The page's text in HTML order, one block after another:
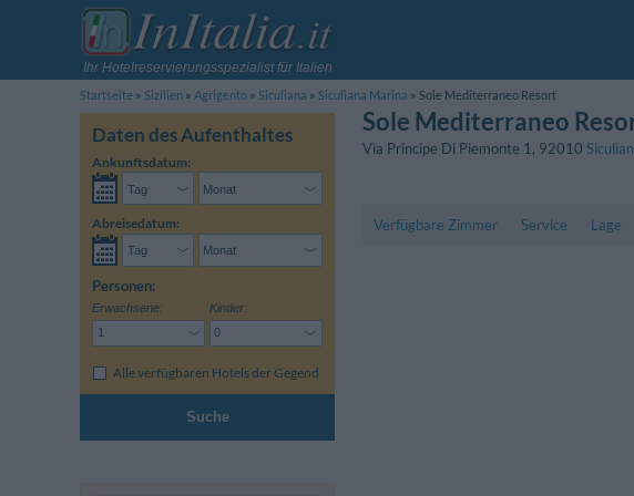
Ihr Hotelreservierungsspezialist für Italien
Startseite
Sizilien Agrigento Siculiana Siculiana Marina Sole Mediterraneo Resort
Daten des Aufenthaltes
Ankunftsdatum:
Abreisedatum:
Personen:
Erwachsene: Kinder:
Alle verfügbaren Hotels der Gegend
Suche
Sole Mediterraneo
Via Principe Di Piemonte 1, 92010
Verfügbare Zimmer Service Lage